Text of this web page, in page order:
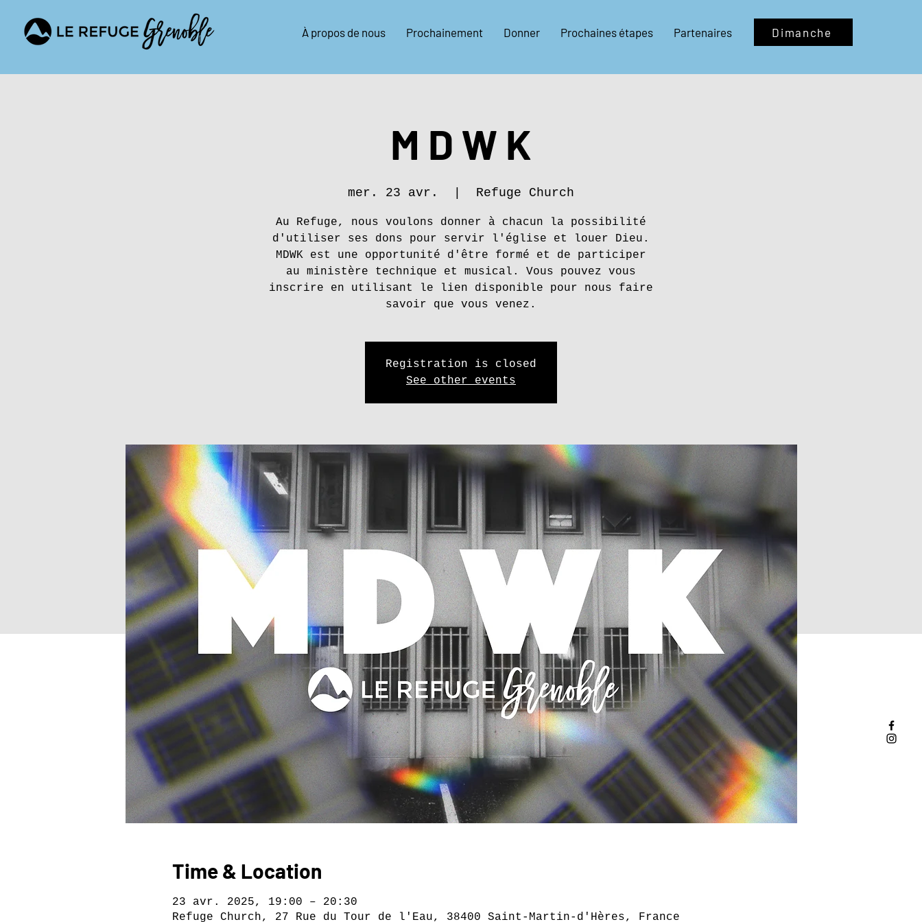
À propos de nous Prochainement Donner Prochaines étapes Partenaires Dimanche
M D W K
mer. 23 avr. Refuge Church
Au Refuge, nous voulons donner à chacun la possibilité
d'utiliser ses dons pour servir l'église et louer Dieu.
MDWK est une opportunité d'être formé et de participer
au ministère technique et musical. Vous pouvez vous
inscrire en utilisant le lien disponible pour nous faire
savoir que vous venez.
Registration is closed
See other events
Time & Location
23 avr. 2025, 19:00 – 20:30
Refuge Church, 27 Rue du Tour de l'Eau, 38400 Saint-Martin-d'Hères, France